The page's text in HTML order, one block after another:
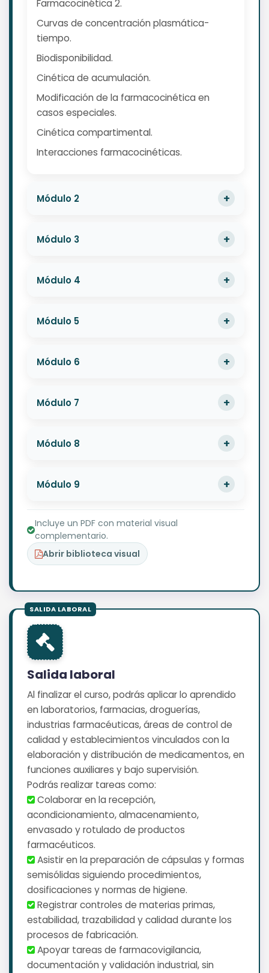
Farmacocinética 2.
Curvas de concentración plasmática-
tiempo.
Biodisponibilidad.
Cinética de acumulación.
Modificación de la farmacocinética en
casos especiales.
Cinética compartimental.
Interacciones farmacocinéticas.
Módulo 2
Módulo 3
Módulo 4
Módulo 5
Módulo 6
Módulo 7
Módulo 8
Módulo 9
Incluye un PDF con material visual
complementario.
Abrir biblioteca visual
Salida laboral
Al finalizar el curso, podrás aplicar lo aprendido
en laboratorios, farmacias, droguerías,
industrias farmacéuticas, áreas de control de
calidad y establecimientos vinculados con la
elaboración y distribución de medicamentos, en
funciones auxiliares y bajo supervisión.
Podrás realizar tareas como:
️ Colaborar en la recepción,
acondicionamiento, almacenamiento,
envasado y rotulado de productos
farmacéuticos.
️ Asistir en la preparación de cápsulas y formas
semisólidas siguiendo procedimientos,
dosificaciones y normas de higiene.
️ Registrar controles de materias primas,
estabilidad, trazabilidad y calidad durante los
procesos de fabricación.
️ Apoyar tareas de farmacovigilancia,
documentación y validación industrial, sin